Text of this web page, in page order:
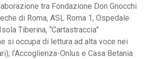
tra Fondazione Don Gnocchi
di Roma, ASL Roma 1, Ospedale
Tiberina, “Cartastraccia”
si occupa di lettura ad alta voce nei
l’Accoglienza-Onlus e Casa Betania